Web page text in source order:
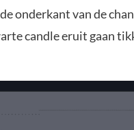
onderkant van de
candle eruit gaan